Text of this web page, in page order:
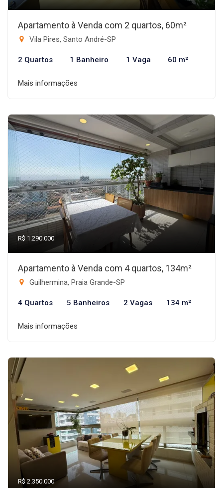
Apartamento à Venda com 2 quartos, 60m²
Vila Pires, Santo André-SP
2 Quartos 1 Banheiro 1 Vaga 60 m²
Mais informações
R$ 1.290.000
Apartamento à Venda com 4 quartos, 134m²
Guilhermina, Praia Grande-SP
4 Quartos 5 Banheiros 2 Vagas 134 m²
Mais informações
R$ 2.350.000